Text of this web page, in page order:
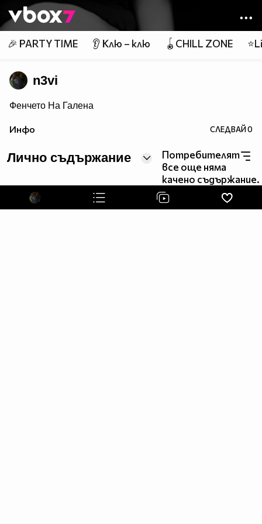
👾
🎉 PARTY TIME 👂 Клю – клю 🪀CHILL ZONE
n3vi
Фенчето На Галена
Инфо СЛЕДВАЙ0
Лично съдържание
Потребителят
все още няма
качено съдържание.